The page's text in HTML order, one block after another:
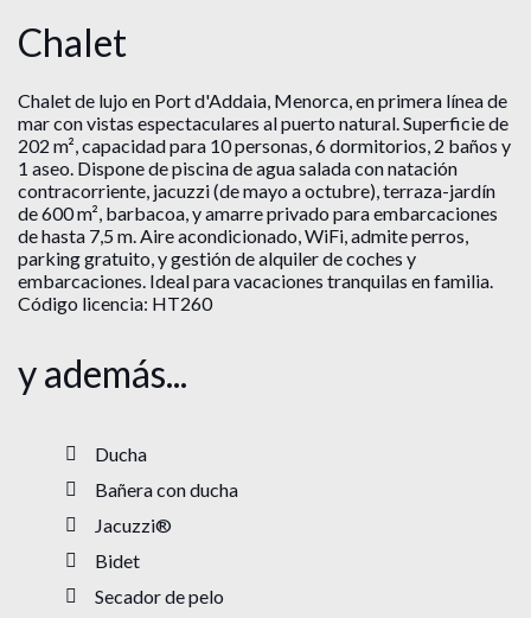
Chalet
Chalet de lujo en Port d'Addaia, Menorca, en primera línea de
mar con vistas espectaculares al puerto natural. Superficie de
202 m², capacidad para 10 personas, 6 dormitorios, 2 baños y
1 aseo. Dispone de piscina de agua salada con natación
contracorriente, jacuzzi (de mayo a octubre), terraza-jardín
de 600 m², barbacoa, y amarre privado para embarcaciones
de hasta 7,5 m. Aire acondicionado, WiFi, admite perros,
parking gratuito, y gestión de alquiler de coches y
embarcaciones. Ideal para vacaciones tranquilas en familia.
Código licencia: HT260
y además...
Ducha
Bañera con ducha
Jacuzzi®
Bidet
Secador de pelo